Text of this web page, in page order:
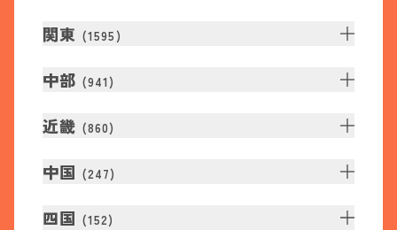
関東 (1595 )
中部 (941 )
近畿 (860)
中国 (247)
四国 (152)